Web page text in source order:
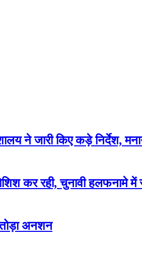
ने जारी किए कड़े निर्देश,
कर रही, चुनावी हलफनामे में
अनशन